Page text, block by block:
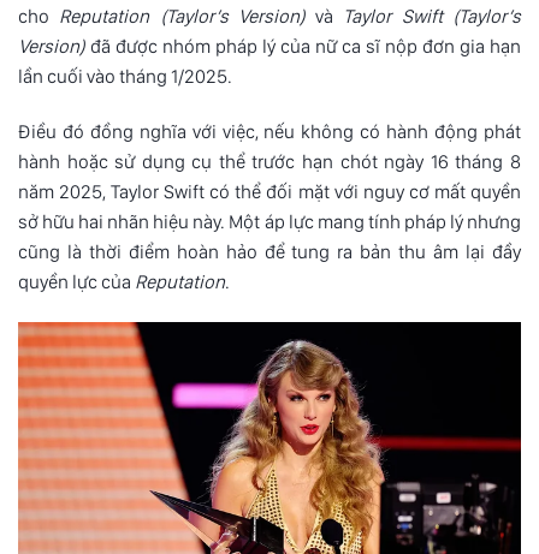
cho Reputation (Taylor’s Version)và Taylor Swift (Taylor’s
Version) đã được nhóm pháp lý của nữ ca sĩ nộp đơn gia hạn
lần cuối vào tháng 1/2025.
Điều đó đồng nghĩa với việc, nếu không có hành động phát
hành hoặc sử dụng cụ thể trước hạn chót ngày 16 tháng 8
năm 2025, Taylor Swift có thể đối mặt với nguy cơ mất quyền
sở hữu hai nhãn hiệu này. Một áp lực mang tính pháp lý nhưng
cũng là thời điểm hoàn hảo để tung ra bản thu âm lại đầy
quyền lực của Reputation.